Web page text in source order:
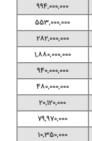
994,000,000
553,000,000
282,000,000
1,880,000,000
940,000,000
480,000,000
20,120,000
79,970,000
10,350,000